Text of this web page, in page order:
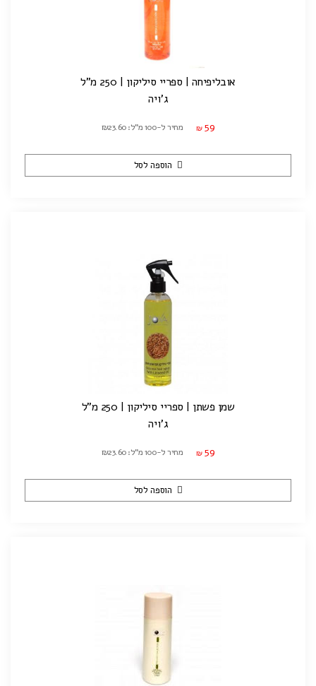
אובליפיחה | ספריי סיליקון | 250 מ"ל
ג'ויה
₪ 59 מחיר ל-100 מ"ל: ₪23.60
הוספה לסל
שמן פשתן | ספריי סיליקון | 250 מ"ל
ג'ויה
₪ 59 מחיר ל-100 מ"ל: ₪23.60
הוספה לסל